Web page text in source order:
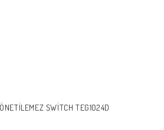
SWITCH TEG1024D